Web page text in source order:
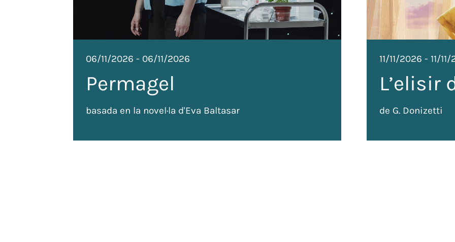
06/11/2026 - 06/11/2026
Permagel
basada en la novel·la d'Eva Baltasar
11/11/2026 - 11/
L’elisir
de G. Donizetti